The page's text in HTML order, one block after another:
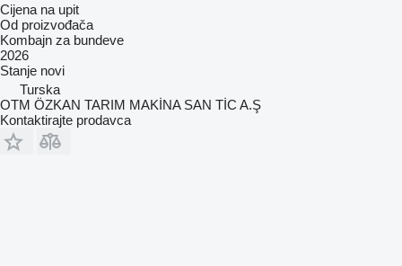
Cijena na upit
Od proizvođača
Kombajn za bundeve
2026
Stanje novi
Turska
OTM ÖZKAN TARIM MAKİNA SAN TİC A.Ş
Kontaktirajte prodavca